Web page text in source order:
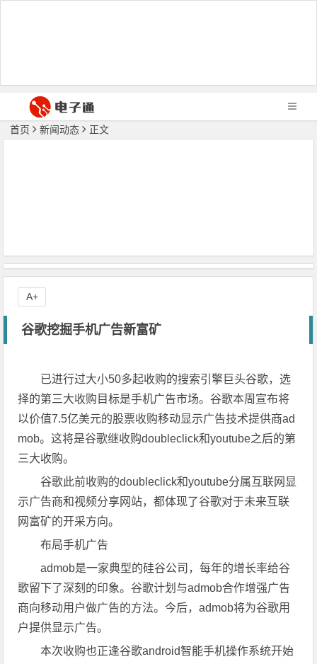
首页 新闻动态 正文
谷歌挖掘手机广告新富矿
已进行过大小50多起收购的搜索引擎巨头谷歌，选
择的第三大收购目标是手机广告市场。谷歌本周宣布将
以价值7.5亿美元的股票收购移动显示广告技术提供商ad
mob。这将是谷歌继收购doubleclick和youtube之后的第
三大收购。
谷歌此前收购的doubleclick和youtube分属互联网显
示广告商和视频分享网站，都体现了谷歌对于未来互联
网富矿的开采方向。
布局手机广告
admob是一家典型的硅谷公司，每年的增长率给谷
歌留下了深刻的印象。谷歌计划与admob合作增强广告
商向移动用户做广告的方法。今后，admob将为谷歌用
户提供显示广告。
本次收购也正逢谷歌android智能手机操作系统开始
A+